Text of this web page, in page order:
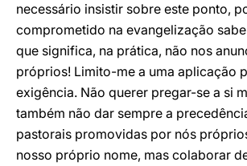
necessário insistir sobre este ponto,
comprometido na evangelização
que significa, na prática, não nos
próprios! Limito-me a uma aplicação
exigência. Não querer pregar-se a si
também não dar sempre a
pastorais promovidas por nós
nosso próprio nome, mas colaborar